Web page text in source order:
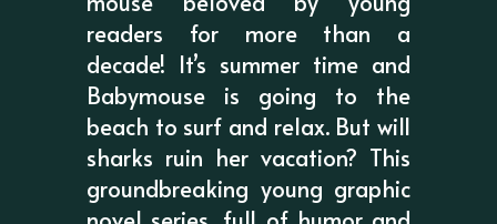
readers for more than a
decade! It’s summer time and
Babymouse is going to the
beach to surf and relax. But will
sharks ruin her vacation? This
groundbreaking young graphic